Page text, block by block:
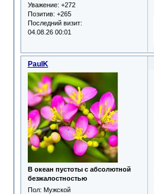
Уважение: +272
Позитив: +265
Последний визит:
04.08.26 00:01
PaulK
В океан пустоты с абсолютной
безжалостностью
Пол: Мужской